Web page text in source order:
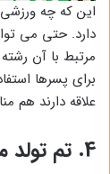
این که چه ورزشی
دارد. حتی می
مرتبط با آن
برای پسرها
علاقه دارند هم
4. تم تولد موسیقی برای 18 سالگی